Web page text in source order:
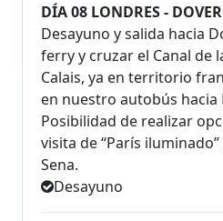
DÍA 08 LONDRES -
Desayuno y salida hacia
ferry y cruzar el Canal de
Calais, ya en territorio
en nuestro autobús hacia
Posibilidad de realizar
visita de “París
Sena.
Desayuno